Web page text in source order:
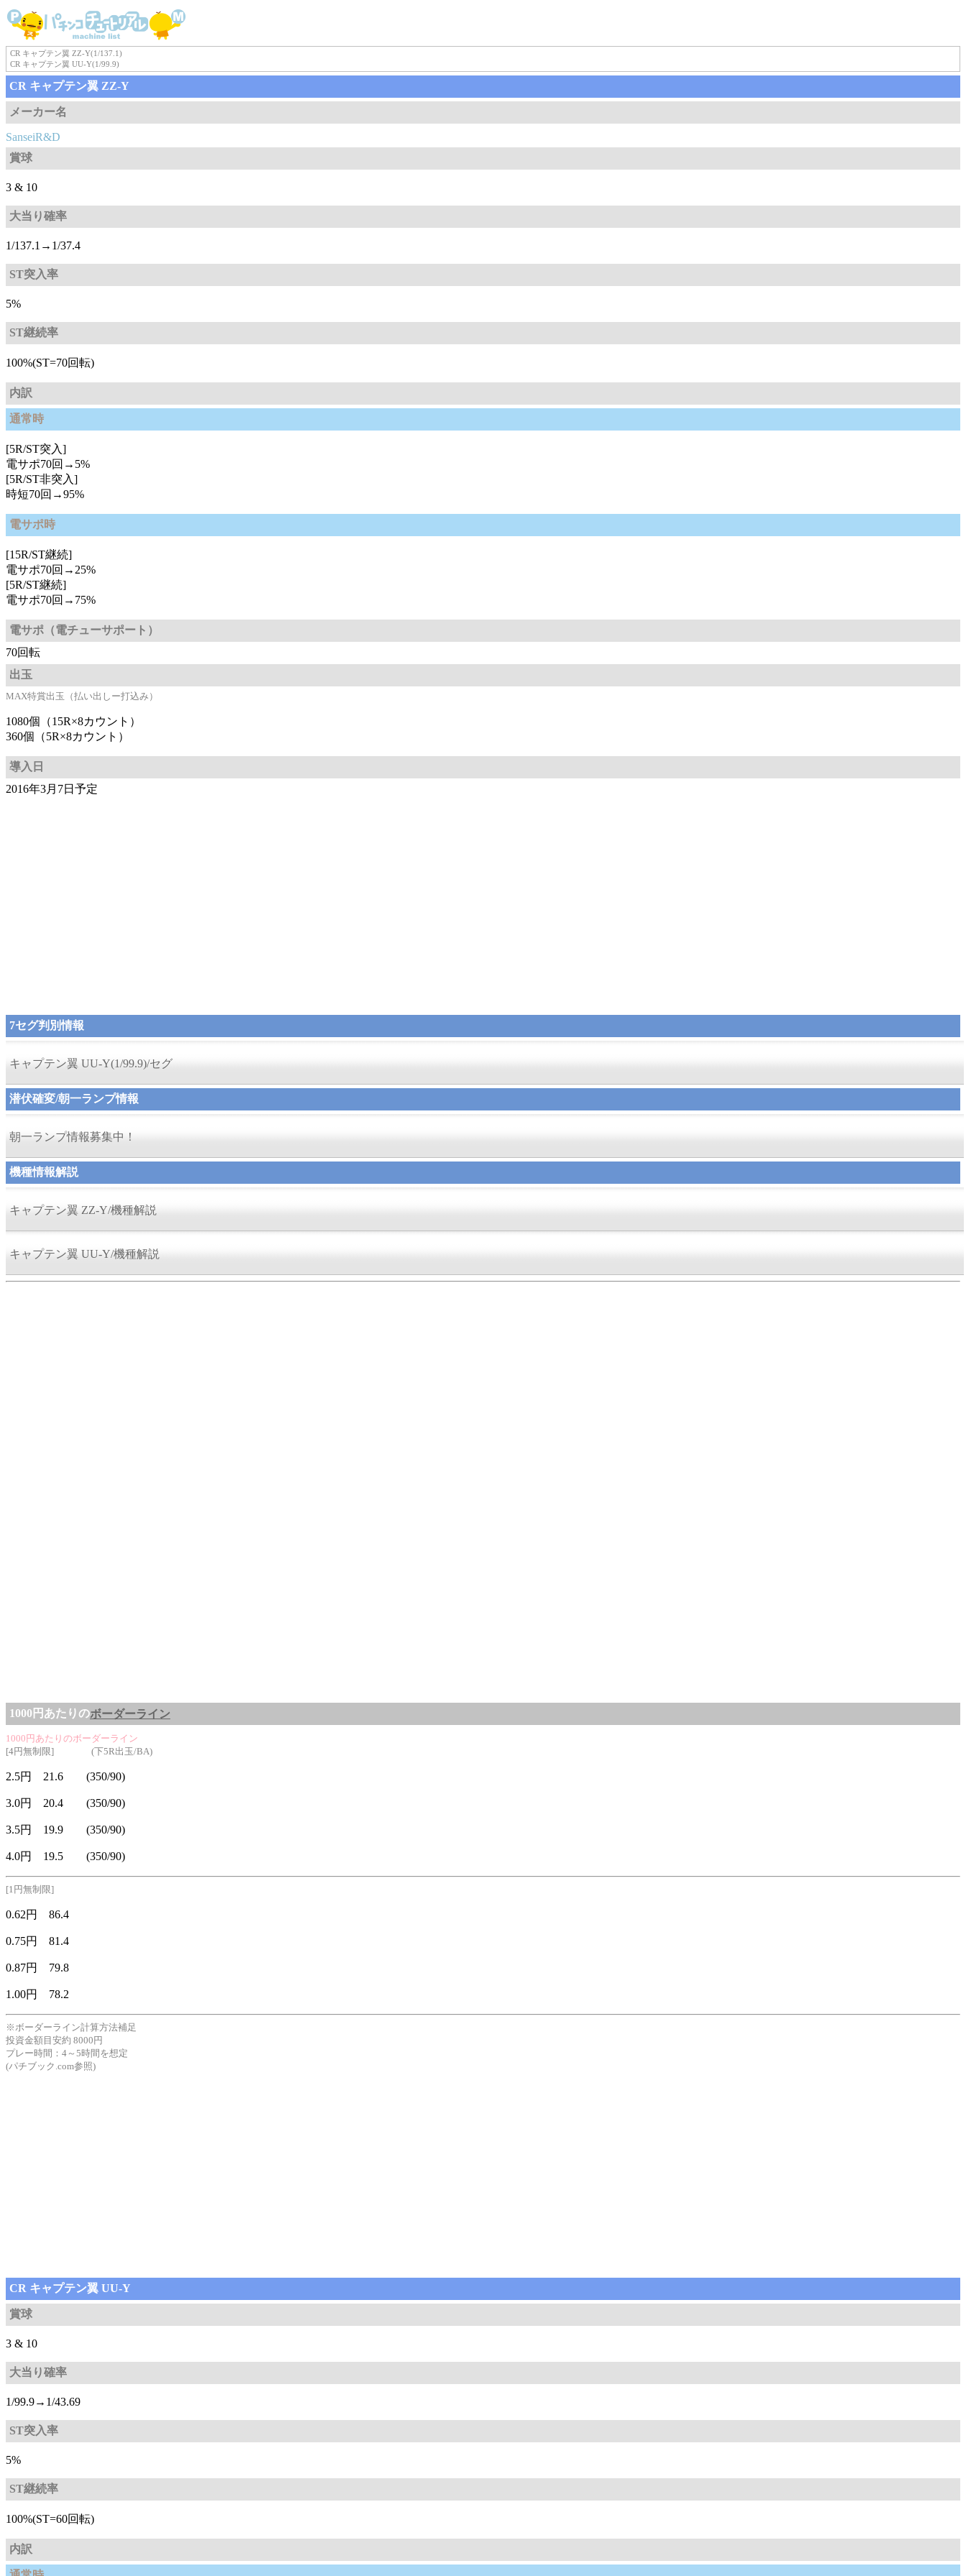
CR キャプテン翼 ZZ-Y(1/137.1)
CR キャプテン翼 UU-Y(1/99.9)
CR キャプテン翼 ZZ-Y
メーカー名
SanseiR&D
賞球
3 & 10
大当り確率
1/137.1→1/37.4
ST突入率
5%
ST継続率
100%(ST=70回転)
内訳
通常時
[5R/ST突入]
電サポ70回→5%
[5R/ST非突入]
時短70回→95%
電サポ時
[15R/ST継続]
電サポ70回→25%
[5R/ST継続]
電サポ70回→75%
電サポ（電チューサポート）
70回転
出玉
MAX特賞出玉（払い出しー打込み）
1080個（15R×8カウント）
360個（5R×8カウント）
導入日
2016年3月7日予定
7セグ判別情報
キャプテン翼 UU-Y(1/99.9)/セグ
潜伏確変/朝一ランプ情報
朝一ランプ情報募集中！
機種情報解説
キャプテン翼 ZZ-Y/機種解説
キャプテン翼 UU-Y/機種解説
1000円あたりのボーダーライン
1000円あたりのボーダーライン
[4円無制限] (下5R出玉/BA)
2.5円 21.6 (350/90)
3.0円 20.4 (350/90)
3.5円 19.9 (350/90)
4.0円 19.5 (350/90)
[1円無制限]
0.62円 86.4
0.75円 81.4
0.87円 79.8
1.00円 78.2
※ボーダーライン計算方法補足
投資金額目安約 8000円
プレー時間：4～5時間を想定
(パチブック.com参照)
CR キャプテン翼 UU-Y
賞球
3 & 10
大当り確率
1/99.9→1/43.69
ST突入率
5%
ST継続率
100%(ST=60回転)
内訳